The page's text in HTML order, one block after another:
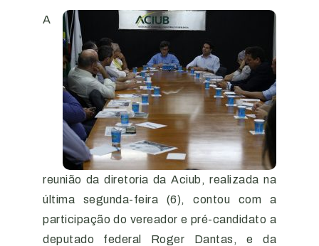
A
reunião da diretoria da Aciub, realizada na
última segunda-feira (6), contou com a
participação do vereador e pré-candidato a
deputado federal Roger Dantas, e da